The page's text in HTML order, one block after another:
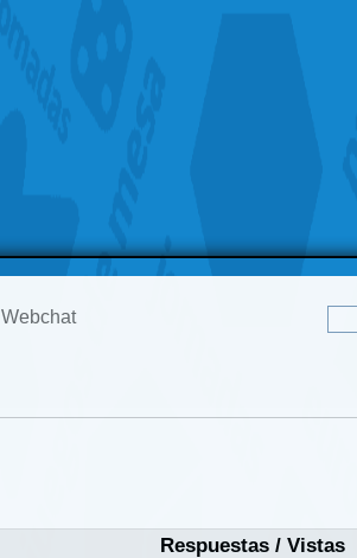
Webchat
Respuestas /Vistas